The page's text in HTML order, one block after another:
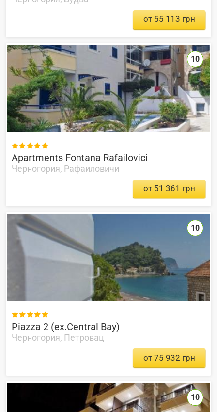
от 55 113 грн

Apartments Fontana Rafailovici
Черногория, Рафаиловичи
10
от 51 361 грн

Piazza 2 (ex.Central Bay)
Черногория, Петровац
10
от 75 932 грн
10